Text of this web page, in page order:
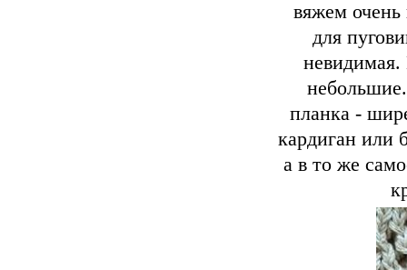
вяжем очень
для
планка -
кардиган или
а в то же